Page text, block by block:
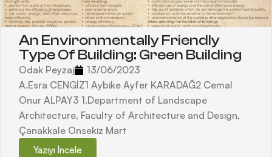
An Environmentally Friendly
Type Of Building: Green Building
Odak Peyzaj
13/06/2023
A.Esra CENGİZ1 Aybike Ayfer KARADAĞ2 Cemal
Onur ALPAY3 1.Department of Landscape
Architecture, Faculty of Architecture and Design,
Çanakkale Onsekiz Mart
Yazıyı İncele